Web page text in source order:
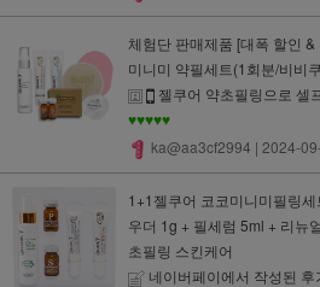
체험단 판매제품 [대폭 할인
미니미 약필세트(1회분/비비
젤쿠어 약초필링으로 셀
♥♥♥♥♥
ka@aa3cf2994 | 2024-
1+1젤쿠어 코코미니미필링
우더 1g + 필세럼 5ml + 리뉴
초필링 스킨케어
네이버페이에서 작성된 후